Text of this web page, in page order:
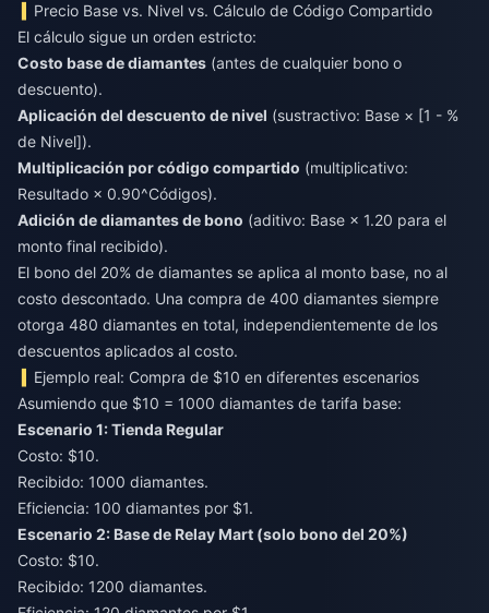
Precio Base vs. Nivel vs. Cálculo de Código Compartido
El cálculo sigue un orden estricto:
Costo base de diamantes (antes de cualquier bono o
descuento).
Aplicación del descuento de nivel (sustractivo: Base × [1 - %
de Nivel]).
Multiplicación por código compartido (multiplicativo:
Resultado × 0.90^Códigos).
Adición de diamantes de bono (aditivo: Base × 1.20 para el
monto final recibido).
El bono del 20% de diamantes se aplica al monto base, no al
costo descontado. Una compra de 400 diamantes siempre
otorga 480 diamantes en total, independientemente de los
descuentos aplicados al costo.
Ejemplo real: Compra de $10 en diferentes escenarios
Asumiendo que $10 = 1000 diamantes de tarifa base:
Escenario 1: Tienda Regular
Costo: $10.
Recibido: 1000 diamantes.
Eficiencia: 100 diamantes por $1.
Escenario 2: Base de Relay Mart (solo bono del 20%)
Costo: $10.
Recibido: 1200 diamantes.